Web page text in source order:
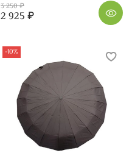
3 250 ₽
2 925 ₽
-10%